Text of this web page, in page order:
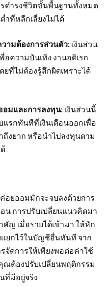
ดำรงชีวิตขั้นพื้นฐานทั้งหมด
ำที่หลีกเลี่ยงไม่ได้
ามต้องการส่วนตัว: เงินส่วน
ความบันเทิง งานอดิเรก
ยที่ไม่ต้องรู้สึกผิดเพราะได้
อมและการลงทุน: เงินส่วนนี้
รกทันทีที่เงินเดือนออกเพื่อ
งยาก หรือนำไปลงทุนตาม
อยออมมักจะจบลงด้วยการ
น การปรับเปลี่ยนแนวคิดมา
ญ เมื่อรายได้เข้ามา ให้หัก
แยกไว้ในบัญชีอื่นทันที จาก
จัดการให้เพียงพอต่อค่าใช้
ณต้องปรับเปลี่ยนพฤติกรรม
ที่มีอยู่จริง